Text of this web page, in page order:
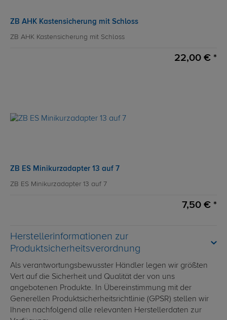
ZB AHK Kastensicherung mit Schloss
ZB AHK Kastensicherung mit Schloss
22,00 € *
ZB ES Minikurzadapter 13 auf 7
ZB ES Minikurzadapter 13 auf 7
7,50 € *
Herstellerinformationen zur
Produktsicherheitsverordnung
Als verantwortungsbewusster Händler legen wir größten
Vert auf die Sicherheit und Qualität der von uns
angebotenen Produkte. In Übereinstimmung mit der
Generellen Produktsicherheitsrichtlinie (GPSR) stellen wir
Ihnen nachfolgend alle relevanten Herstellerdaten zur